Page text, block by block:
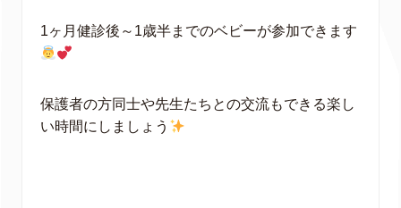
1ヶ月健診後～1歳半までのベビーが参加できます
保護者の方同士や先生たちとの交流もできる楽し
い時間にしましょう